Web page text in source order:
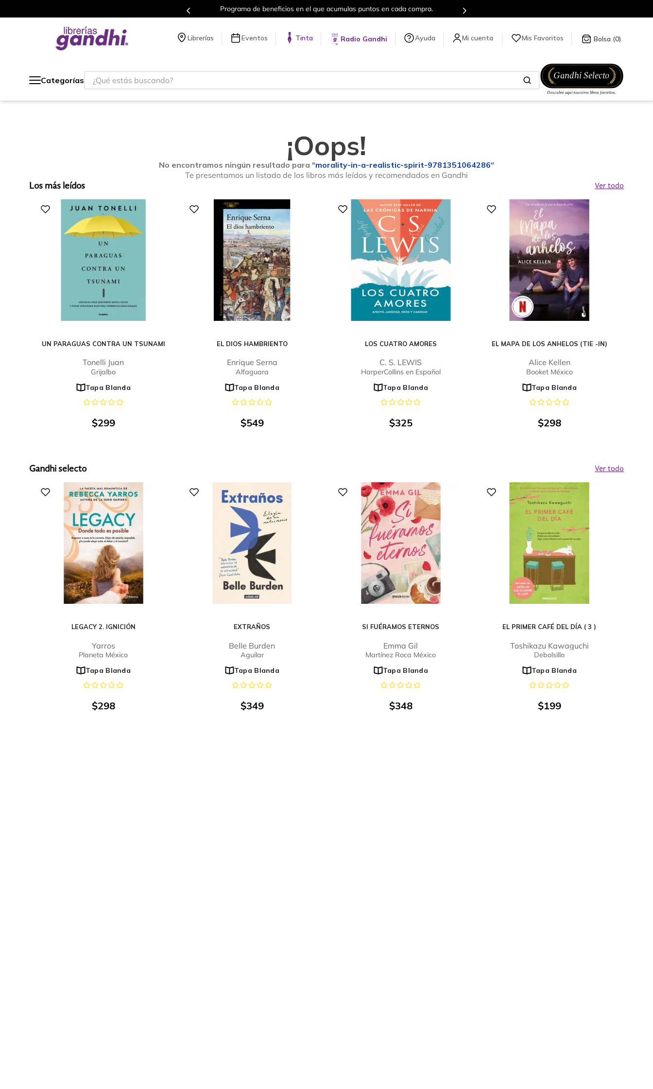
Programa de beneficios en el que acumulas puntos en cada compra.
Librerías Eventos Tinta Radio Gandhi Ayuda Mis Favoritos 0
Categorías
¿Qué estás buscando?
¡Oops!
No encontramos ningún resultado para "morality-in-a-realistic-spirit-9781351064286"
Te presentamos un listado de los libros más leídos y recomendados en Gandhi
Los más leídos
Ver todo
UN PARAGUAS CONTRA UN TSUNAMI
Tonelli Juan
Grijalbo
Tapa Blanda
$299
EL DIOS HAMBRIENTO
Enrique Serna
Alfaguara
Tapa Blanda
$549
LOS CUATRO AMORES
C. S. LEWIS
HarperCollins en Español
Tapa Blanda
$325
EL MAPA DE LOS ANHELOS (TIE -IN)
Alice Kellen
Booket México
Tapa Blanda
$298
Gandhi selecto Ver todo
LEGACY 2. IGNICIÓN
Yarros
Planeta México
Tapa Blanda
$298
EXTRAÑOS
Belle Burden
Aguilar
Tapa Blanda
$349
SI FUÉRAMOS ETERNOS
Emma Gil
Martínez Roca México
Tapa Blanda
$348
EL PRIMER CAFÉ DEL DÍA ( 3 )
Toshikazu Kawaguchi
Debolsillo
Tapa Blanda
$199